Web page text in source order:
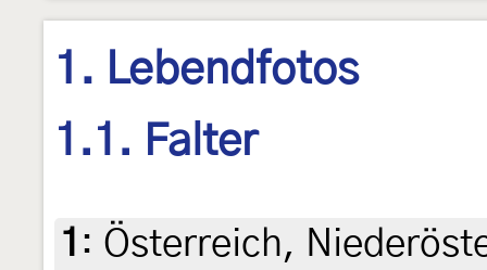
1. Lebendfotos
1.1. Falter
1 : Österreich,